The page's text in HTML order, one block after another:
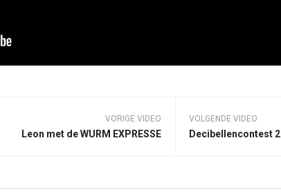
VORIGE VIDEO
Leon met de WURM EXPRESSE
VOLGENDE VIDEO
Decibellencontest